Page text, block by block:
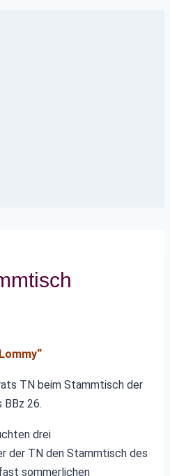
TN beim Stammtisch der
BBz 26.
drei
der TN den Stammtisch des
sommerlichen